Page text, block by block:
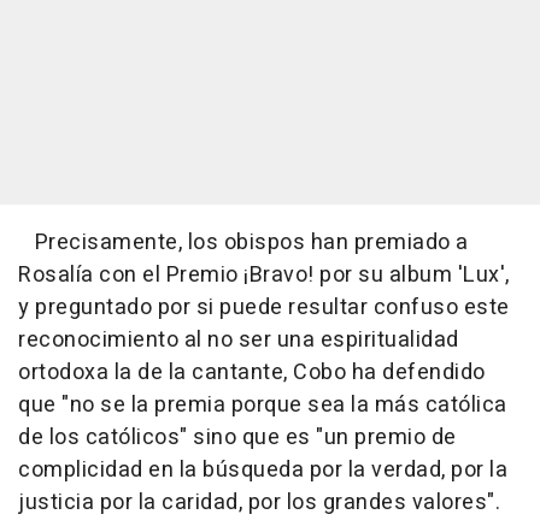
Precisamente, los obispos han premiado a
Rosalía con el Premio ¡Bravo! por su album 'Lux',
y preguntado por si puede resultar confuso este
reconocimiento al no ser una espiritualidad
ortodoxa la de la cantante, Cobo ha defendido
que "no se la premia porque sea la más católica
de los católicos" sino que es "un premio de
complicidad en la búsqueda por la verdad, por la
justicia por la caridad, por los grandes valores".